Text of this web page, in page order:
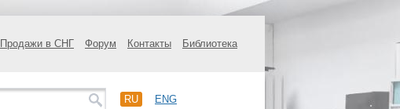
Продажи в СНГ Форум Контакты Библиотека
RU ENG